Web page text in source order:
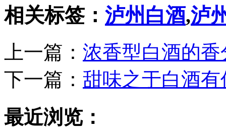
相关标签： 泸州白酒,泸
上一篇： 浓香型白酒的
下一篇： 甜味之于白酒
最近浏览：